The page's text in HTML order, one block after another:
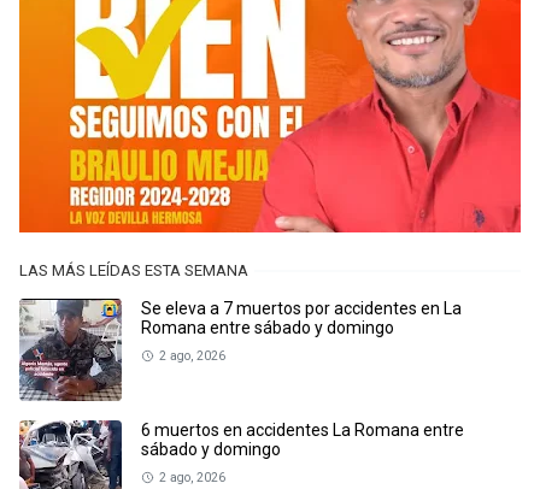
LAS MÁS LEÍDAS ESTA SEMANA
Se eleva a 7 muertos por accidentes en La
Romana entre sábado y domingo
2 ago, 2026
6 muertos en accidentes La Romana entre
sábado y domingo
2 ago, 2026